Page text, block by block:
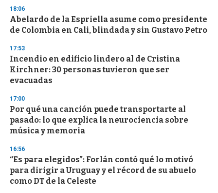
18:06
Abelardo de la Espriella asume como presidente
de Colombia en Cali, blindada y sin Gustavo Petro
17:53
Incendio en edificio lindero al de Cristina
Kirchner: 30 personas tuvieron que ser
evacuadas
17:00
Por qué una canción puede transportarte al
pasado: lo que explica la neurociencia sobre
música y memoria
16:56
“Es para elegidos”: Forlán contó qué lo motivó
para dirigir a Uruguay y el récord de su abuelo
como DT de la Celeste